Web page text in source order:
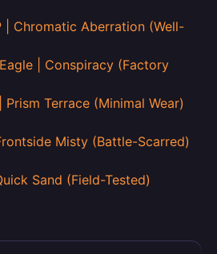
| Chromatic Aberration (Well-
| Conspiracy (Factory
Prism Terrace (Minimal Wear)
Misty (Battle-Scarred)
Sand (Field-Tested)